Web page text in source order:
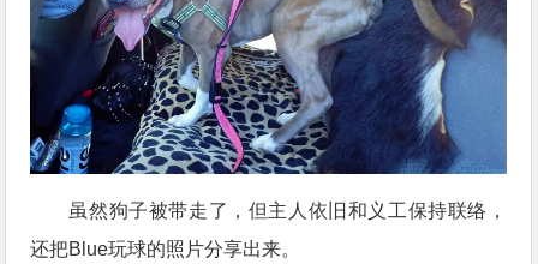
虽然狗子被带走了，但主人依旧和义工保持联络，
还把Blue玩球的照片分享出来。